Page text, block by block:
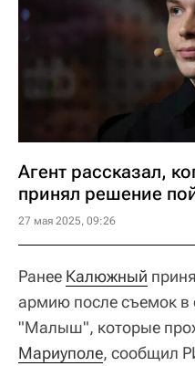
Агент рассказал,
принял решение
27 мая 2025, 09:26
Ранее Калюжный
армию после съемок
"Малыш", которые
Мариуполе, сообщил